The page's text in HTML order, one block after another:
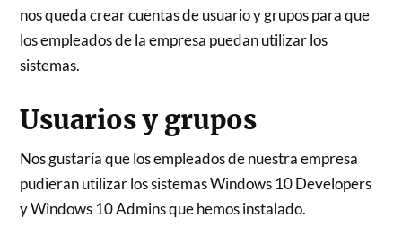
nos queda crear cuentas de usuario y grupos para que
los empleados de la empresa puedan utilizar los
sistemas.
Usuarios y grupos
Nos gustaría que los empleados de nuestra empresa
pudieran utilizar los sistemas Windows 10 Developers
y Windows 10 Admins que hemos instalado.